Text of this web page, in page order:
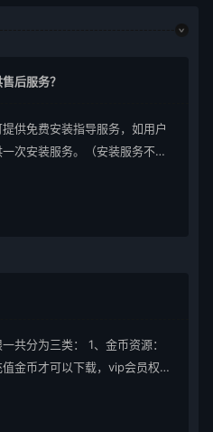
后服务？
供免费安装指导服务，如用户
次安装服务。（安装服务不包
共分为三类： 1、金币资源：
金币才可以下载，vip会员权限